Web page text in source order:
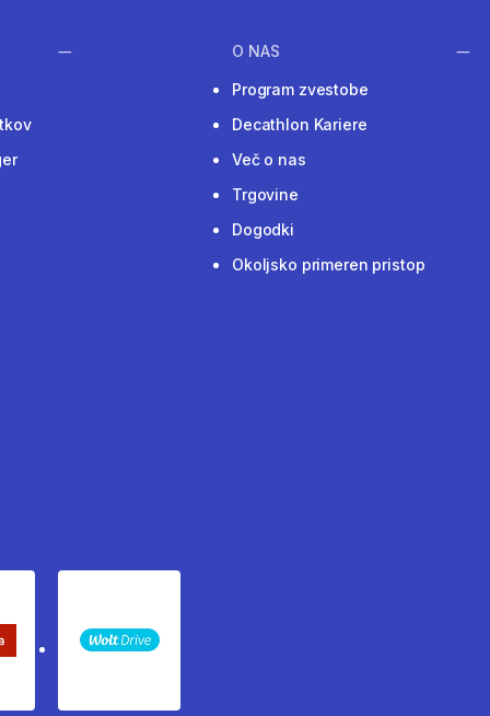
O NAS
Program zvestobe
Decathlon Kariere
Več o nas
Trgovine
Dogodki
Okoljsko primeren pristop
Sledenje pošiljki
WOLT